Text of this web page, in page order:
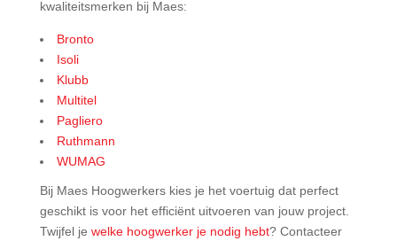
kwaliteitsmerken bij Maes:
Bronto
Isoli
Klubb
Multitel
Pagliero
Ruthmann
WUMAG
Bij Maes Hoogwerkers kies je het voertuig dat perfect
geschikt is voor het efficiënt uitvoeren van jouw project.
Twijfel je welke hoogwerker je nodig hebt? Contacteer